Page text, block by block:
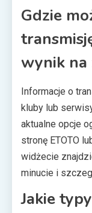
Gdzie
wynik na
Informacje o
kluby lub
aktualne opcje
stronę ETOTO
widżecie
minucie i
Jakie